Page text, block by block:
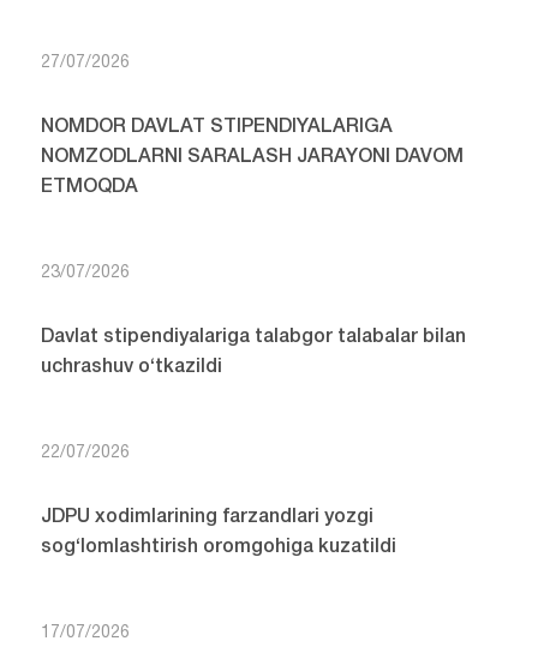
27/07/2026
NOMDOR DAVLAT STIPENDIYALARIGA
NOMZODLARNI SARALASH JARAYONI DAVOM
ETMOQDA
23/07/2026
Davlat stipendiyalariga talabgor talabalar bilan
uchrashuv o‘tkazildi
22/07/2026
JDPU xodimlarining farzandlari yozgi
sog‘lomlashtirish oromgohiga kuzatildi
17/07/2026